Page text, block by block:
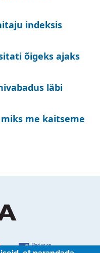
indeksis
õigeks ajaks
läbi
me kaitseme